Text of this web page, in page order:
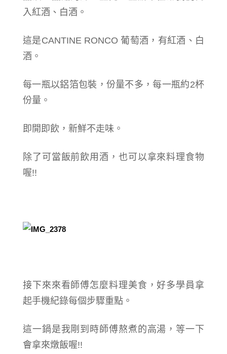
入紅酒、白酒。
這是CANTINE RONCO 葡萄酒，有紅酒、白
酒。
每一瓶以鋁箔包裝，份量不多，每一瓶約2杯
份量。
即開即飲，新鮮不走味。
除了可當飯前飲用酒，也可以拿來料理食物
喔!!
接下來來看師傅怎麼料理美食，好多學員拿
起手機紀錄每個步驟重點。
這一鍋是我剛到時師傅熬煮的高湯，等一下
會拿來燉飯喔!!